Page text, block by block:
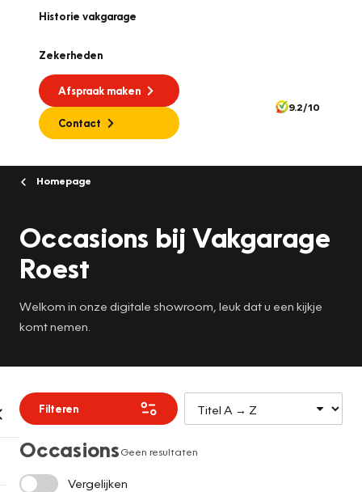
Historie vakgarage
Zekerheden
Afspraak maken
Contact
9.2/10
Homepage
Occasions bij Vakgarage
Roest
Welkom in onze digitale showroom, leuk dat u een kijkje
komt nemen.
Filteren
OccasionsGeen resultaten
Vergelijken